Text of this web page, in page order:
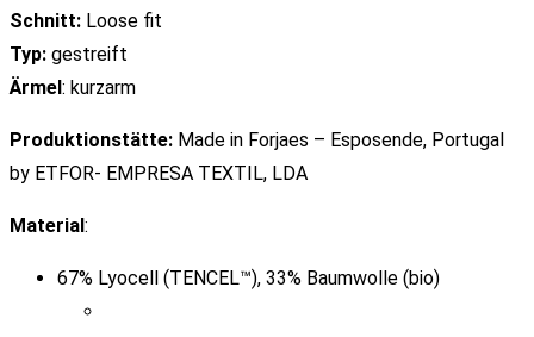
Schnitt: Loose fit
Typ: gestreift
Ärmel: kurzarm
Produktionstätte: Made in Forjaes – Esposende, Portugal
by ETFOR- EMPRESA TEXTIL, LDA
Material:
67% Lyocell (TENCEL™), 33% Baumwolle (bio)